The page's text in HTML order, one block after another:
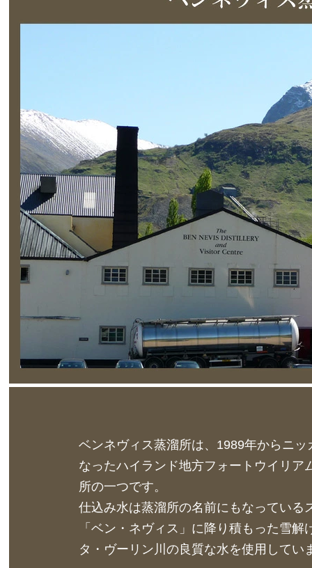
ベンネヴィス蒸溜所は、1989年からニ
なったハイランド地方フォートウイリア
所の一つです。
仕込み水は蒸溜所の名前にもなっている
「ベン・ネヴィス」に降り積もった雪
タ・ヴーリン川の良質な水を使用してい